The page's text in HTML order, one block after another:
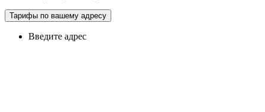
Тарифы по вашему адресу
Введите адрес